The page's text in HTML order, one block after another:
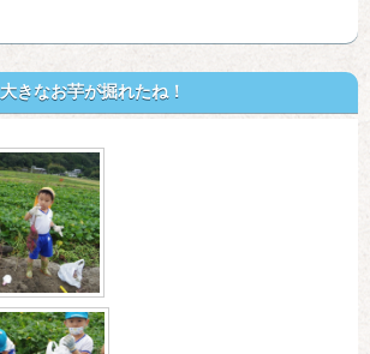
大きなお芋が掘れたね！